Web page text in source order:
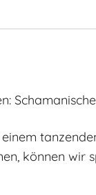
können wir